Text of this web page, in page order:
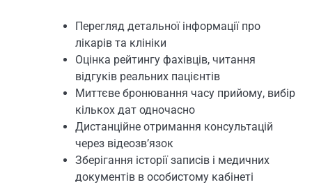
Перегляд детальної інформації про
лікарів та клініки
Оцінка рейтингу фахівців, читання
відгуків реальних пацієнтів
Миттєве бронювання часу прийому, вибір
кількох дат одночасно
Дистанційне отримання консультацій
через відеозв’язок
Зберігання історії записів і медичних
документів в особистому кабінеті